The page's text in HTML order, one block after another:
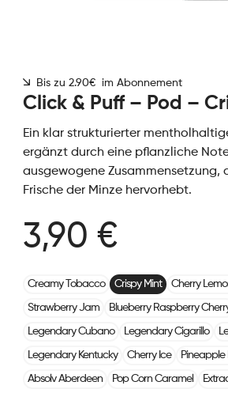
Bis zu 2.90€ im Abonnement
Click & Puff – Pod –
Ein klar strukturierter
ergänzt durch eine pflanzliche
ausgewogene Zusammensetzung,
Frische der Minze hervorhebt.
3,90 €
Creamy Tobacco Crispy Mint Cherry
Strawberry Jam Blueberry Raspberry
Legendary Cubano Legendary Cigarillo
Legendary Kentucky Cherry Ice Pineapple
Absolv Aberdeen Pop Corn Caramel